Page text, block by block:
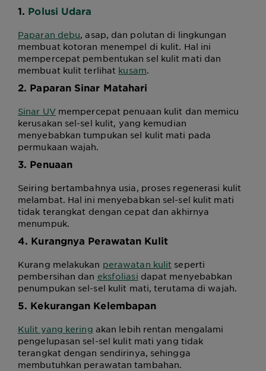
1. Polusi Udara
Paparan debu, asap, dan polutan di lingkungan
membuat kotoran menempel di kulit. Hal ini
mempercepat pembentukan sel kulit mati dan
membuat kulit terlihat kusam.
2. Paparan Sinar Matahari
Sinar UVmempercepat penuaan kulit dan memicu
kerusakan sel-sel kulit, yang kemudian
menyebabkan tumpukan sel kulit mati pada
permukaan wajah.
3. Penuaan
Seiring bertambahnya usia, proses regenerasi kulit
melambat. Hal ini menyebabkan sel-sel kulit mati
tidak terangkat dengan cepat dan akhirnya
menumpuk.
4. Kurangnya Perawatan Kulit
Kurang melakukan perawatan kulit seperti
pembersihan dan eksfoliasi dapat menyebabkan
penumpukan sel-sel kulit mati, terutama di wajah.
5. Kekurangan Kelembapan
Kulit yang kering akan lebih rentan mengalami
pengelupasan sel-sel kulit mati yang tidak
terangkat dengan sendirinya, sehingga
membutuhkan perawatan tambahan.